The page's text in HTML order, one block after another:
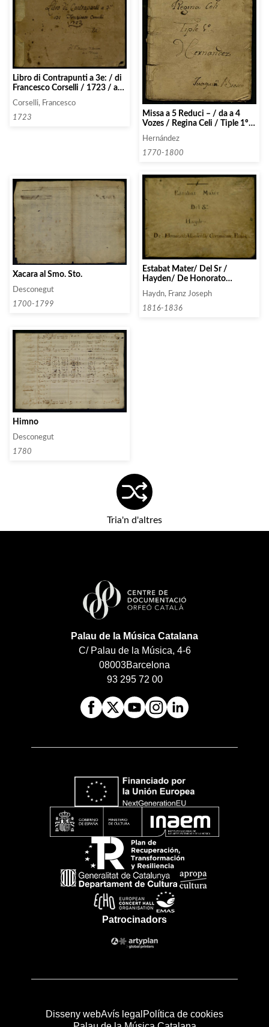
Libro di Contrapunti a 3e: / di
Francesco Corselli / 1723 / a
Cappella / Al Sr Maestro
Vilanova / su a.Virués.
Corselli, Francesco
1723
Missa a 5 Reduci – / da a 4
Vozes / Regina Celi / Tiple 1º /
Hernandez
Hernández
1770-1800
Xacara al Smo. Sto.
Desconegut
1700-1799
Estabat Mater/ Del Sr /
Hayden/ De Honorato
Presbitero
Haydn, Franz Joseph
1816-1836
Himno
Desconegut
1780
Tria'n d'altres
Palau de la Música Catalana
C/ Palau de la Música, 4-6
08003Barcelona
93 295 72 00
Patrocinadors
Disseny webAvís legal Política de cookies